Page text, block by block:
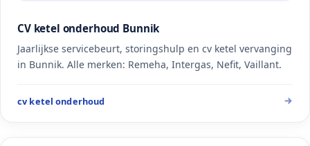
CV ketel onderhoud Bunnik
Jaarlijkse servicebeurt, storingshulp en cv ketel vervanging
in Bunnik. Alle merken: Remeha, Intergas, Nefit, Vaillant.
cv ketel onderhoud